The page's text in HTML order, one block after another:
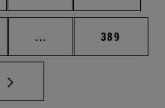
... Páginas intermedias
Página
389